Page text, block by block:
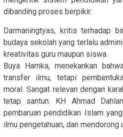
dibanding proses berpikir.
Darmaningtyas, kritis terhadap
budaya sekolah yang terlalu
kreativitas guru maupun siswa.
Buya Hamka, menekankan
transfer ilmu, tetapi
moral. Sangat relevan dengan
tetap santun. KH Ahmad
pembaruan pendidikan Islam
ilmu pengetahuan, dan mendorong